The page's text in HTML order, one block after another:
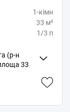
1-кімн
33 м²
1/3 п
(р-н
33
опалення.
+ КП.